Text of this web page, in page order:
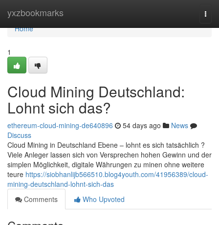
yxzbookmarks
Home
Home
1
Cloud Mining Deutschland:
Lohnt sich das?
ethereum-cloud-mining-de640896 54 days ago
News
Discuss
Cloud Mining in Deutschland Ebene – lohnt es sich tatsächlich ?
Viele Anleger lassen sich von Versprechen hohen Gewinn und der
simplen Möglichkeit, digitale Währungen zu minen ohne weitere
teure https://siobhanlijb566510.blog4youth.com/41956389/cloud-
mining-deutschland-lohnt-sich-das
Comments
Who Upvoted